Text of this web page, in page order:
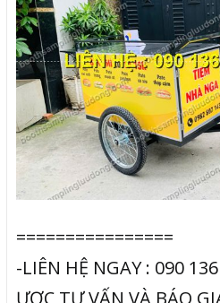
================
-LIÊN HỆ NGAY : 090